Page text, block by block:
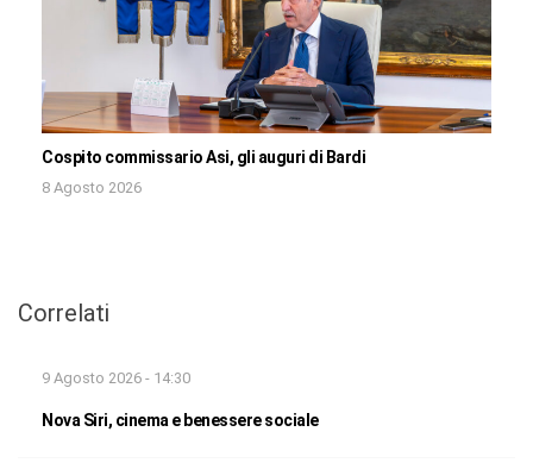
Cospito commissario Asi, gli auguri di Bardi
8 Agosto 2026
Correlati
9 Agosto 2026 - 14:30
Nova Siri, cinema e benessere sociale